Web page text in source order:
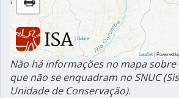
|Sobre
Leaflet| Powered
Não há informações no mapa
que não se enquadram no SNUC
Unidade de Conservação).